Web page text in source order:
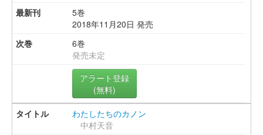
5巻
2018年11月20日 発売
6巻
発売未定
アラート登録
(無料)
わたしたちのカノン
中村天音